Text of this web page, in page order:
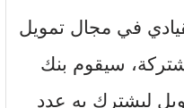
في مجال تمويل
سيقوم بنك
ليشترك به عدد